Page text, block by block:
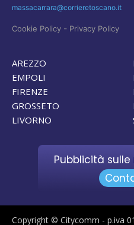
massacarrara@corrieretoscano.it
Cookie Policy - Privacy Policy
AREZZO
EMPOLI
FIRENZE
GROSSETO
LIVORNO
Pubblicità
Copyright © Citycomm - p.iva